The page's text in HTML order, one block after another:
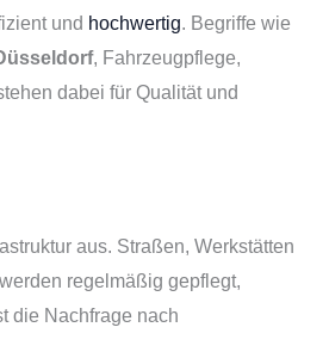
und hochwertig. Begriffe wie
, Fahrzeugpflege,
dabei für Qualität und
aus. Straßen, Werkstätten
regelmäßig gepflegt,
die Nachfrage nach